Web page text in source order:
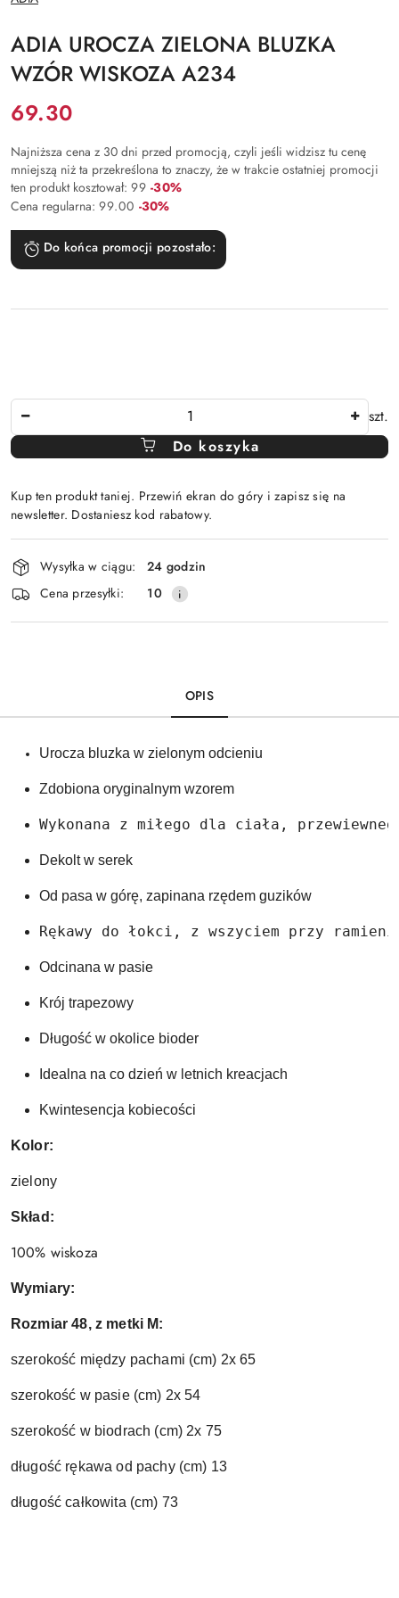
PRODUCENTA:
ADIA UROCZA ZIELONA BLUZKA
WZÓR WISKOZA A234
Cena:
69.30
Najniższa cena z 30 dni przed promocją, czyli jeśli widzisz tu cenę
mniejszą niż ta przekreślona to znaczy, że w trakcie ostatniej promocji
ten produkt kosztował: 99 Rabat:
-30%
Cena regularna: 99.00 Rabat:
-30%
Do końca promocji pozostało:
szt.
Do koszyka
Kup ten produkt taniej. Przewiń ekran do góry i zapisz się na
newsletter. Dostaniesz kod rabatowy.
Dostępność
i
dostawa
Wysyłka w ciągu:
24 godzin
Cena przesyłki:
10
OPIS
Urocza bluzka w zielonym odcieniu
Zdobiona oryginalnym wzorem
Wykonana z miłego dla ciała,
Dekolt w serek
Od pasa w górę, zapinana rzędem guzików
Rękawy do łokci, z wszyciem przy
Odcinana w pasie
Krój trapezowy
Długość w okolice bioder
Idealna na co dzień w letnich kreacjach
Kwintesencja kobiecości
Kolor:
zielony
Skład:
100% wiskoza
Wymiary:
Rozmiar 48, z metki M:
szerokość między pachami (cm) 2x 65
szerokość w pasie (cm) 2x 54
szerokość w biodrach (cm) 2x 75
długość rękawa od pachy (cm) 13
długość całkowita (cm) 73